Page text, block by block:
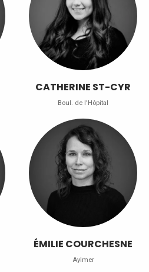
CATHERINE ST-CYR
Boul. de l'Hôpital
ÉMILIE COURCHESNE
Aylmer